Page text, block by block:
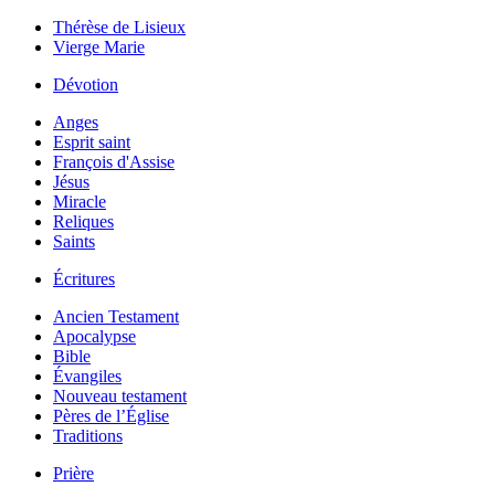
Thérèse de Lisieux
Vierge Marie
Dévotion
Anges
Esprit saint
François d'Assise
Jésus
Miracle
Reliques
Saints
Écritures
Ancien Testament
Apocalypse
Bible
Évangiles
Nouveau testament
Pères de l’Église
Traditions
Prière